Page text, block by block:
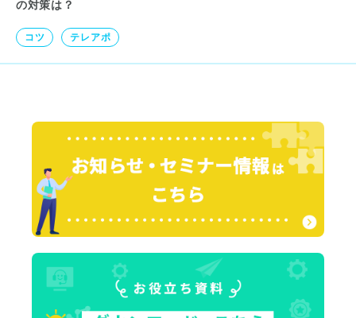
の対策は？
コツ テレアポ